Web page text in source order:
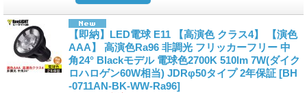
【即納】LED電球 E11 【高演色 クラス4】 【演色
AAA】 高演色Ra96 非調光 フリッカーフリー 中
角24° Blackモデル 電球色2700K 510lm 7W(ダイク
ロハロゲン60W相当) JDRφ50タイプ 2年保証 [BH
-0711AN-BK-WW-Ra96]